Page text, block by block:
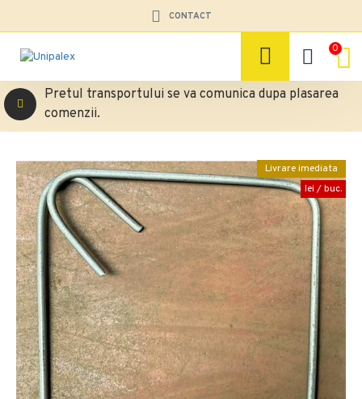
CONTACT
0
Pretul transportului se va comunica dupa plasarea
comenzii.
Livrare imediata
lei / buc.